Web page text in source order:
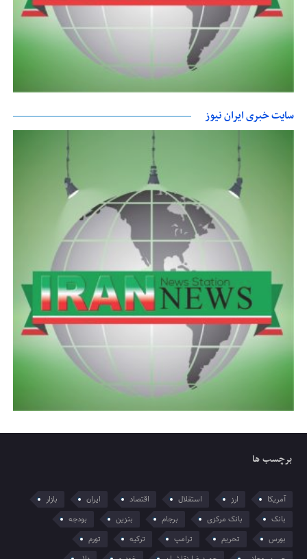
سایت خبری ایران نیوز
برچسب ها
آمریکا ارز استقلال اقتصاد ایران
بازار
بانک
بانک مرکزی برجام بنزین
بودجه
بورس
تحریم ترامپ ترکیه
تورم